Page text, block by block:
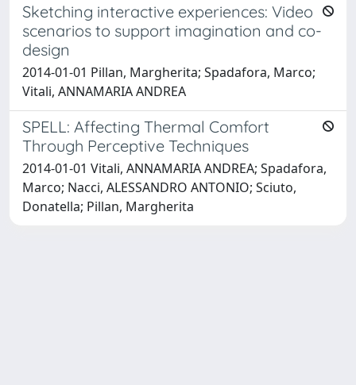
Sketching interactive experiences: Video
scenarios to support imagination and co-
design
2014-01-01 Pillan, Margherita; Spadafora, Marco;
Vitali, ANNAMARIA ANDREA
SPELL: Affecting Thermal Comfort
Through Perceptive Techniques
2014-01-01 Vitali, ANNAMARIA ANDREA; Spadafora,
Marco; Nacci, ALESSANDRO ANTONIO; Sciuto,
Donatella; Pillan, Margherita